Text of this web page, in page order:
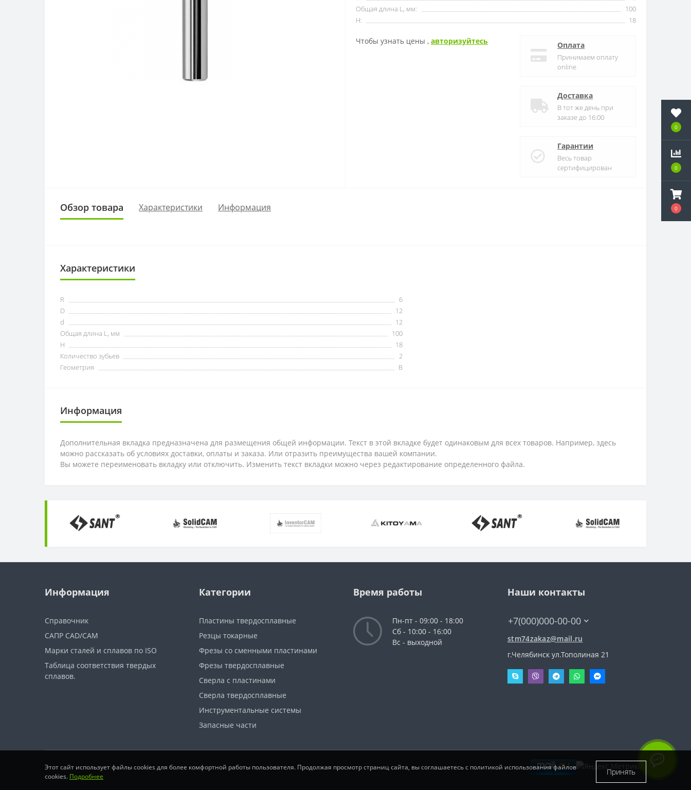
0
0
0
Общая длина L, мм:
100
H:
18
Чтобы узнать цены , авторизуйтесь Оплата
Принимаем оплату
online
Доставка
В тот же день при
заказе до 16:00
Гарантии
Весь товар
сертифицирован
Обзор товара Характеристики Информация
Характеристики
R
6
D
12
d
12
Общая длина L, мм
100
H
18
Количество зубьев
2
Геометрия
B
Информация
Дополнительная вкладка предназначена для размещения общей информации. Текст в этой вкладке будет одинаковым для всех товаров. Например, здесь
можно рассказать об условиях доставки, оплаты и заказа. Или отразить преимущества вашей компании.
Вы можете переименовать вкладку или отключить. Изменить текст вкладки можно через редактирование определенного файла.
Информация
Справочник
САПР CAD/CAM
Марки сталей и сплавов по ISO
Таблица соответствия твердых
сплавов.
Категории
Пластины твердосплавные
Резцы токарные
Фрезы со сменными пластинами
Фрезы твердосплавные
Сверла с пластинами
Сверла твердосплавные
Инструментальные системы
Запасные части
Время работы
Пн-пт - 09:00 - 18:00
Сб - 10:00 - 16:00
Вс - выходной
Наши контакты
+7(000)000-00-00
stm74zakaz@mail.ru
г.Челябинск ул.Тополиная 21
Этот сайт использует файлы cookies для более комфортной работы пользователя. Продолжая просмотр страниц сайта, вы соглашаетесь с политикой использования файлов
cookies. Подробнее Принять